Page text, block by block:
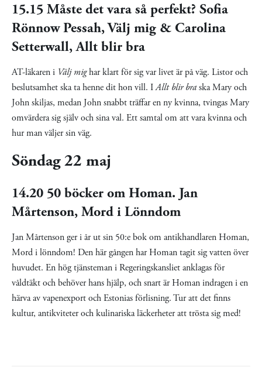
15.15 Måste det vara så perfekt? Sofia
Rönnow Pessah, Välj mig & Carolina
Setterwall, Allt blir bra
AT-läkaren i Välj mighar klart för sig var livet är på väg. Listor och
beslutsamhet ska ta henne dit hon vill. IAllt blir braska Mary och
John skiljas, medan John snabbt träffar en ny kvinna, tvingas Mary
omvärdera sig själv och sina val. Ett samtal om att vara kvinna och
hur man väljer sin väg.
Söndag 22 maj
14.20 50 böcker om Homan. Jan
Mårtenson, Mord i Lönndom
Jan Mårtenson ger i år ut sin 50:e bok om antikhandlaren Homan,
Mord i lönndom! Den här gången har Homan tagit sig vatten över
huvudet. En hög tjänsteman i Regeringskansliet anklagas för
våldtäkt och behöver hans hjälp, och snart är Homan indragen i en
härva av vapenexport och Estonias förlisning. Tur att det finns
kultur, antikviteter och kulinariska läckerheter att trösta sig med!